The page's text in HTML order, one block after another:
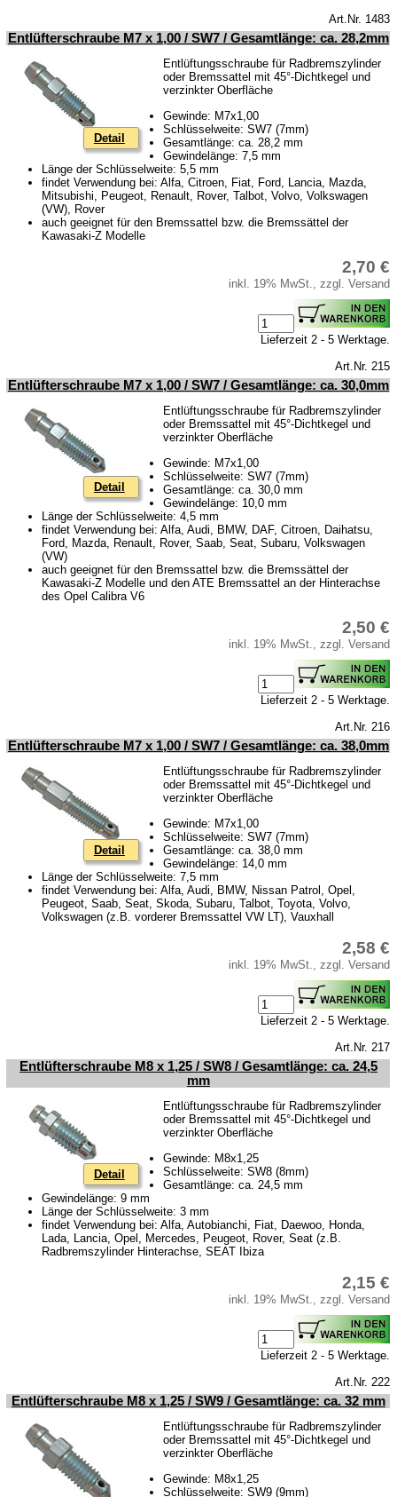
Art.Nr. 1483
Entlüfterschraube M7 x 1,00 / SW7 / Gesamtlänge: ca. 28,2mm
Detail
Entlüftungsschraube für Radbremszylinder
oder Bremssattel mit 45°-Dichtkegel und
verzinkter Oberfläche
Gewinde: M7x1,00
Schlüsselweite: SW7 (7mm)
Gesamtlänge: ca. 28,2 mm
Gewindelänge: 7,5 mm
Länge der Schlüsselweite: 5,5 mm
findet Verwendung bei: Alfa, Citroen, Fiat, Ford, Lancia, Mazda,
Mitsubishi, Peugeot, Renault, Rover, Talbot, Volvo, Volkswagen
(VW), Rover
auch geeignet für den Bremssattel bzw. die Bremssättel der
Kawasaki-Z Modelle
2,70 €
inkl. 19% MwSt., zzgl. Versand
Lieferzeit 2 - 5 Werktage.
Art.Nr. 215
Entlüfterschraube M7 x 1,00 / SW7 / Gesamtlänge: ca. 30,0mm
Detail
Entlüftungsschraube für Radbremszylinder
oder Bremssattel mit 45°-Dichtkegel und
verzinkter Oberfläche
Gewinde: M7x1,00
Schlüsselweite: SW7 (7mm)
Gesamtlänge: ca. 30,0 mm
Gewindelänge: 10,0 mm
Länge der Schlüsselweite: 4,5 mm
findet Verwendung bei: Alfa, Audi, BMW, DAF, Citroen, Daihatsu,
Ford, Mazda, Renault, Rover, Saab, Seat, Subaru, Volkswagen
(VW)
auch geeignet für den Bremssattel bzw. die Bremssättel der
Kawasaki-Z Modelle und den ATE Bremssattel an der Hinterachse
des Opel Calibra V6
2,50 €
inkl. 19% MwSt., zzgl. Versand
Lieferzeit 2 - 5 Werktage.
Art.Nr. 216
Entlüfterschraube M7 x 1,00 / SW7 / Gesamtlänge: ca. 38,0mm
Detail
Entlüftungsschraube für Radbremszylinder
oder Bremssattel mit 45°-Dichtkegel und
verzinkter Oberfläche
Gewinde: M7x1,00
Schlüsselweite: SW7 (7mm)
Gesamtlänge: ca. 38,0 mm
Gewindelänge: 14,0 mm
Länge der Schlüsselweite: 7,5 mm
findet Verwendung bei: Alfa, Audi, BMW, Nissan Patrol, Opel,
Peugeot, Saab, Seat, Skoda, Subaru, Talbot, Toyota, Volvo,
Volkswagen (z.B. vorderer Bremssattel VW LT), Vauxhall
2,58 €
inkl. 19% MwSt., zzgl. Versand
Lieferzeit 2 - 5 Werktage.
Art.Nr. 217
Entlüfterschraube M8 x 1,25 / SW8 / Gesamtlänge: ca. 24,5
mm
Detail
Entlüftungsschraube für Radbremszylinder
oder Bremssattel mit 45°-Dichtkegel und
verzinkter Oberfläche
Gewinde: M8x1,25
Schlüsselweite: SW8 (8mm)
Gesamtlänge: ca. 24,5 mm
Gewindelänge: 9 mm
Länge der Schlüsselweite: 3 mm
findet Verwendung bei: Alfa, Autobianchi, Fiat, Daewoo, Honda,
Lada, Lancia, Opel, Mercedes, Peugeot, Rover, Seat (z.B.
Radbremszylinder Hinterachse, SEAT Ibiza
2,15 €
inkl. 19% MwSt., zzgl. Versand
Lieferzeit 2 - 5 Werktage.
Art.Nr. 222
Entlüfterschraube M8 x 1,25 / SW9 / Gesamtlänge: ca. 32 mm
Entlüftungsschraube für Radbremszylinder
oder Bremssattel mit 45°-Dichtkegel und
verzinkter Oberfläche
Gewinde: M8x1,25
Schlüsselweite: SW9 (9mm)